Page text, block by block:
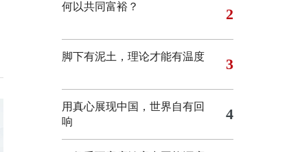
何以共同富裕？ 2
脚下有泥土，理论才能有温度 3
用真心展现中国，世界自有回
响
4